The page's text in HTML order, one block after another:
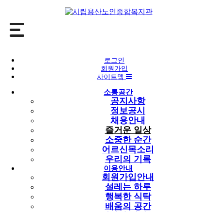
로그인
회원가입
사이트맵
소통공간
공지사항
정보공시
채용안내
즐거운 일상
소중한 순간
어르신목소리
우리의 기록
이용안내
회원가입안내
설레는 하루
행복한 식탁
배움의 공간
즐거운 일상